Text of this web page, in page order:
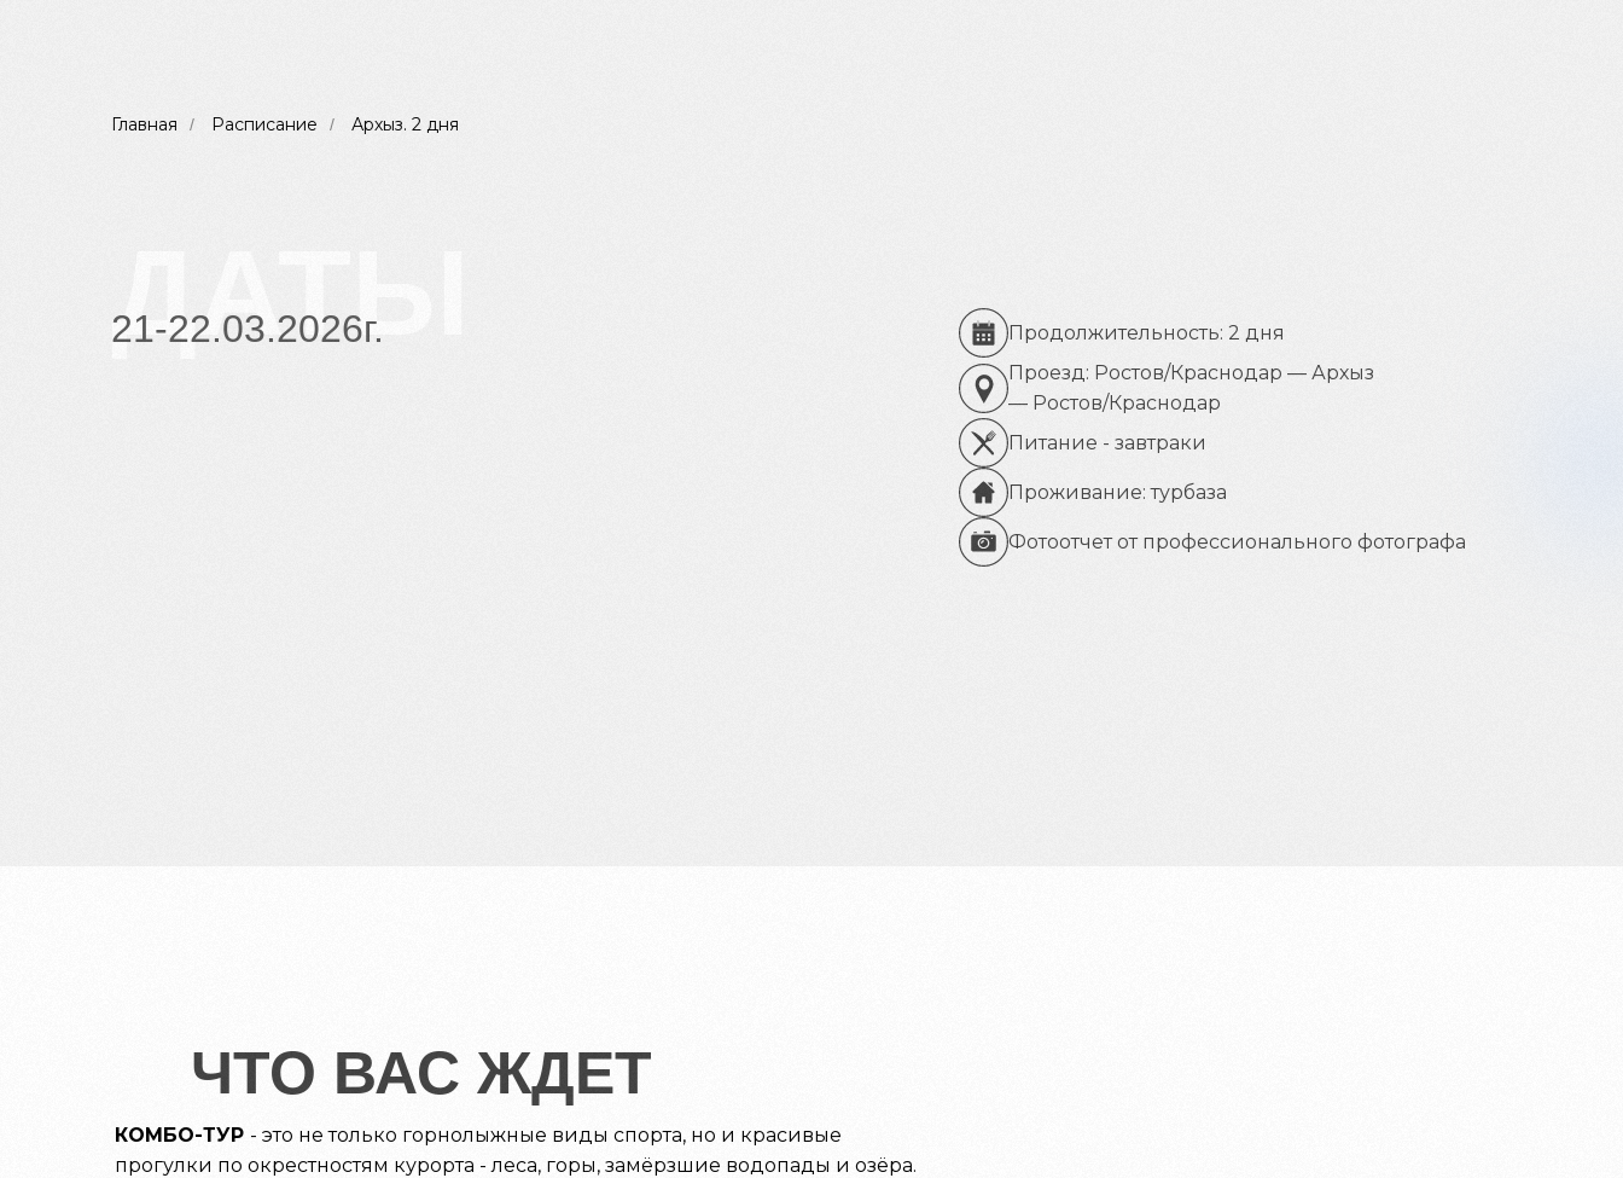
Главная / Расписание / Архыз. 2 дня
ДАТЫ
21-22.03.2026г.
Продолжительность: 2 дня
Проезд: Ростов/Краснодар — Архыз
— Ростов/Краснодар
Питание - завтраки
Проживание: турбаза
Фотоотчет от профессионального фотографа
ЧТО ВАС ЖДЕТ
КОМБО-ТУР - это не только горнолыжные виды спорта, но и красивые
прогулки по окрестностям курорта - леса, горы, замёрзшие водопады и озёра.